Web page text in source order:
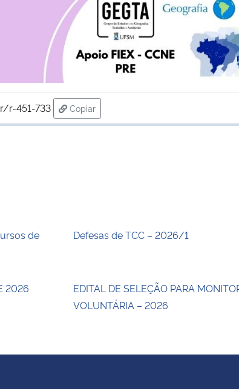
r-451-733
Copiar
para área de transferência
de
Defesas de TCC – 2026/1
2026
EDITAL DE SELEÇÃO PARA
VOLUNTÁRIA – 2026